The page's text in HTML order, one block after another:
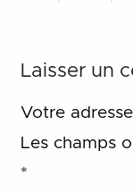
Laisser un
Votre
Les champs
*